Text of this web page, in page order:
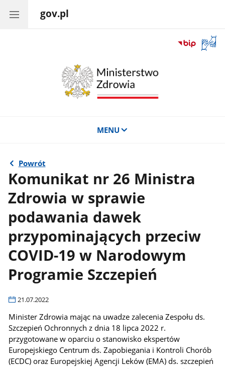
gov.pl
okno
MENU
Powrót
Komunikat nr 26 Ministra
Zdrowia w sprawie
podawania dawek
przypominających przeciw
COVID-19 w Narodowym
Programie Szczepień
21.07.2022
Minister Zdrowia mając na uwadze zalecenia Zespołu ds.
Szczepień Ochronnych z dnia 18 lipca 2022 r.
przygotowane w oparciu o stanowisko ekspertów
Europejskiego Centrum ds. Zapobiegania i Kontroli Chorób
(ECDC) oraz Europejskiej Agencji Leków (EMA) ds. szczepień